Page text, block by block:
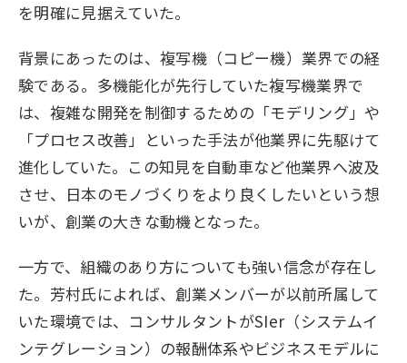
を明確に見据えていた。
背景にあったのは、複写機（コピー機）業界での経
験である。多機能化が先行していた複写機業界で
は、複雑な開発を制御するための「モデリング」や
「プロセス改善」といった手法が他業界に先駆けて
進化していた。この知見を自動車など他業界へ波及
させ、日本のモノづくりをより良くしたいという想
いが、創業の大きな動機となった。
一方で、組織のあり方についても強い信念が存在し
た。芳村氏によれば、創業メンバーが以前所属して
いた環境では、コンサルタントがSIer（システムイ
ンテグレーション）の報酬体系やビジネスモデルに